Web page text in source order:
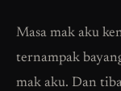
Masa mak aku
ternampak
mak aku. Dan